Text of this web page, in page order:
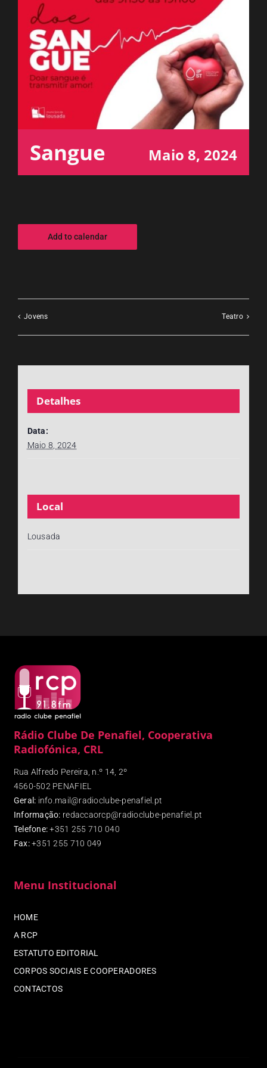
ESPAÇO OUVINTE
A RCP
CONTACTOS
OUVIR
Sangue Maio 8, 2024
Add to calendar
Jovens Teatro
Detalhes
Data:
Maio 8, 2024
Local
Lousada
Rádio Clube De Penafiel, Cooperativa
Radiofónica, CRL
Rua Alfredo Pereira, n.º 14, 2º
4560-502 PENAFIEL
Geral: info.mail@radioclube-penafiel.pt
Informação: redaccaorcp@radioclube-penafiel.pt
Telefone: +351 255 710 040
Fax:+351 255 710 049
Menu Institucional
HOME
A RCP
ESTATUTO EDITORIAL
CORPOS SOCIAIS E COOPERADORES
CONTACTOS